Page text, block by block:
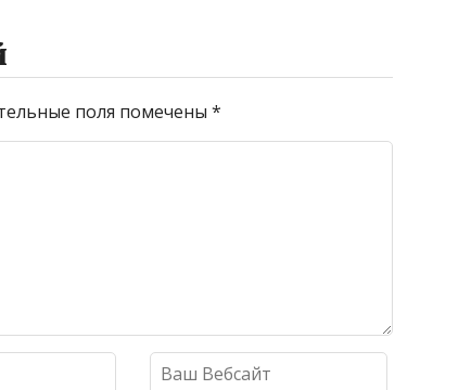
поля помечены *